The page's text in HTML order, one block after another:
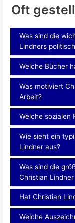
Oft
Was sind die
Lindners
Welche Bücher
Was motiviert
Arbeit?
Welche sozialen
Wie sieht ein
Lindner aus?
Was sind die
Christian
Hat Christian
Welche